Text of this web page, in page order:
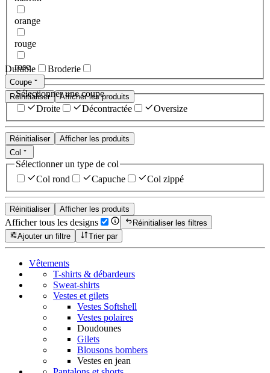
orange
rouge
rose
Réinitialiser Afficher les produits
Durable Broderie
Coupe
Sélectionner une coupe
Droite
Décontractée Oversize
Réinitialiser
Afficher les produits
Col
Sélectionner un type de col
Col rond
Capuche Col zippé
Réinitialiser Afficher les produits
Afficher tous les designs
Réinitialiser les filtres
Ajouter un filtre
Trier par
Vêtements
T-shirts & débardeurs
Sweat-shirts
Vestes et gilets
Vestes Softshell
Vestes polaires
Doudounes
Gilets
Blousons bombers
Vestes en jean